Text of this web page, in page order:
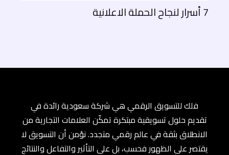
7 أسرار لنجاح الحملة الاعلانية
فلك للتسويق الرقمي هي شركة سعودية رائدة في
تقديم حلول تسويقية مبتكرة تمكّن العلامات التجارية من
الانطلاق بثقة في عالم رقمي متجدد. نؤمن أن التسويق لا
يقتصر على الظهور فحسب، بل على التأثير والتفاعل والنتائج